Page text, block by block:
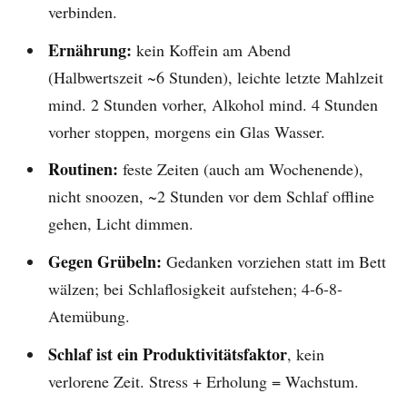
verbinden.
Ernährung: kein Koffein am Abend
(Halbwertszeit ~6 Stunden), leichte letzte Mahlzeit
mind. 2 Stunden vorher, Alkohol mind. 4 Stunden
vorher stoppen, morgens ein Glas Wasser.
Routinen: feste Zeiten (auch am Wochenende),
nicht snoozen, ~2 Stunden vor dem Schlaf offline
gehen, Licht dimmen.
Gegen Grübeln: Gedanken vorziehen statt im Bett
wälzen; bei Schlaflosigkeit aufstehen; 4-6-8-
Atemübung.
Schlaf ist ein Produktivitätsfaktor, kein
verlorene Zeit. Stress + Erholung = Wachstum.